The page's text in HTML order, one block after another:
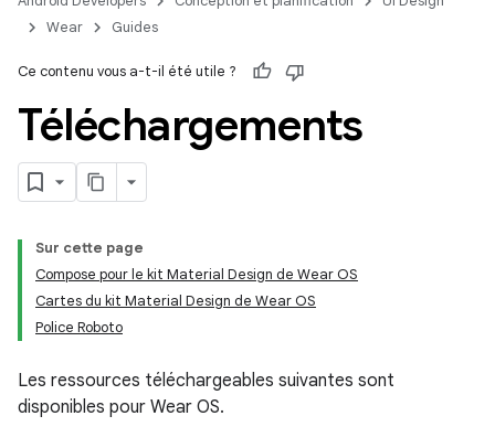
Wear
Guides
Ce contenu vous a-t-il été utile ?
Téléchargements
Sur cette page
Compose pour le kit Material Design de Wear OS
Cartes du kit Material Design de Wear OS
Police Roboto
Les ressources téléchargeables suivantes sont
disponibles pour Wear OS.